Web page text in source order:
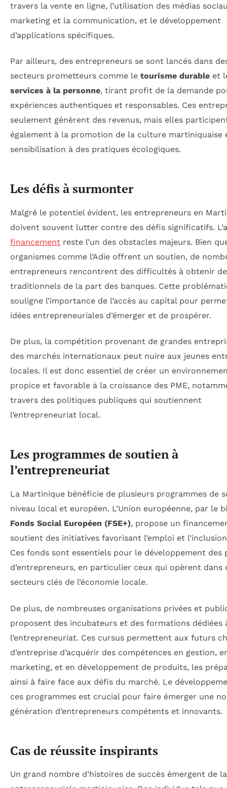
travers la vente en ligne, l’utilisation des médias
marketing et la communication, et le développement
d’applications spécifiques.
Par ailleurs, des entrepreneurs se sont lancés dans
secteurs prometteurs comme le tourisme durable et
services à la personne, tirant profit de la demande
expériences authentiques et responsables. Ces
seulement génèrent des revenus, mais elles
également à la promotion de la culture martiniquaise
sensibilisation à des pratiques écologiques.
Les défis à surmonter
Malgré le potentiel évident, les entrepreneurs en
doivent souvent lutter contre des défis significatifs.
financement reste l’un des obstacles majeurs. Bien
organismes comme l’Adie offrent un soutien, de
entrepreneurs rencontrent des difficultés à obtenir
traditionnels de la part des banques. Cette
souligne l’importance de l’accès au capital pour
idées entrepreneuriales d’émerger et de prospérer.
De plus, la compétition provenant de grandes
des marchés internationaux peut nuire aux jeunes
locales. Il est donc essentiel de créer un
propice et favorable à la croissance des PME,
travers des politiques publiques qui soutiennent
l’entrepreneuriat local.
Les programmes de soutien à
l’entrepreneuriat
La Martinique bénéficie de plusieurs programmes de
niveau local et européen. L’Union européenne, par le
Fonds Social Européen (FSE+), propose un
soutient des initiatives favorisant l’emploi et
Ces fonds sont essentiels pour le développement des
d’entrepreneurs, en particulier ceux qui opèrent dans
secteurs clés de l’économie locale.
De plus, de nombreuses organisations privées et
proposent des incubateurs et des formations dédiées
l’entrepreneuriat. Ces cursus permettent aux futurs
d’entreprise d’acquérir des compétences en gestion,
marketing, et en développement de produits, les
ainsi à faire face aux défis du marché. Le
ces programmes est crucial pour faire émerger une
génération d’entrepreneurs compétents et innovants.
Cas de réussite inspirants
Un grand nombre d’histoires de succès émergent de